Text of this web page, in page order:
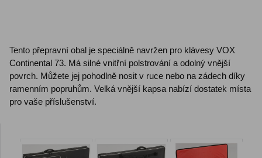
Tento přepravní obal je speciálně navržen pro klávesy VOX
Continental 73. Má silné vnitřní polstrování a odolný vnější
povrch. Můžete jej pohodlně nosit v ruce nebo na zádech díky
ramenním popruhům. Velká vnější kapsa nabízí dostatek místa
pro vaše příslušenství.